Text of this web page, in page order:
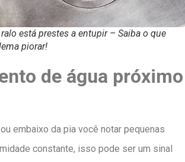
está prestes a entupir – Saiba o que
piorar!
de água próximo
embaixo da pia você notar pequenas
constante, isso pode ser um sinal